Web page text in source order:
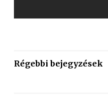
Régebbi bejegyzések